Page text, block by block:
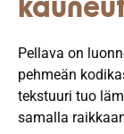
Pellava on
pehmeän
tekstuuri tuo
samalla